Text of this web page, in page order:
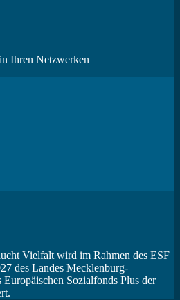
des Landes Mecklenburg-
Sozialfonds Plus der